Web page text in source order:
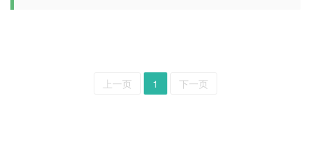
上一页 1 下一页